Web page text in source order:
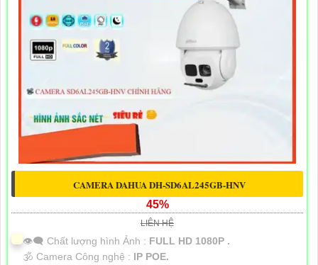
CAMERA DAHUA DH-SD6AL245GB-HNV
45%
LIÊN HỆ
👁️‍🗨 Chất lượng hình Ảnh : FULL HD 1080P .
🕉️ Camera Công nghệ : IP POE.